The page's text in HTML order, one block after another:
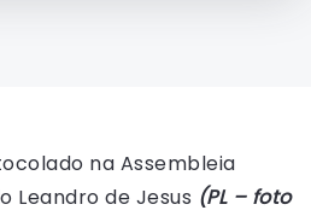
na Assembleia
Leandro de Jesus (PL – foto